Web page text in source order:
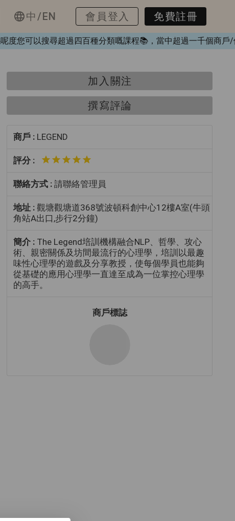
可以搜尋超過四百種分類嘅課程📚，當中超過一千個商戶/
中/EN 會員登入 免費註冊
加入關注
撰寫評論
商戶 : LEGEND
評分 :
聯絡方式 : 請聯絡管理員
地址 : 觀塘觀塘道368號波頓科創中心12樓A室(牛頭
角站A出口,步行2分鐘)
簡介 : ​The Legend培訓機構融合NLP、哲學、攻心
術、親密關係及坊間最流行的心理學，培訓以最趣
味性心理學的遊戲及分享教授，使每個學員也能夠
從基礎的應用心理學一直達至成為一位掌控心理學
的高手。
商戶標誌